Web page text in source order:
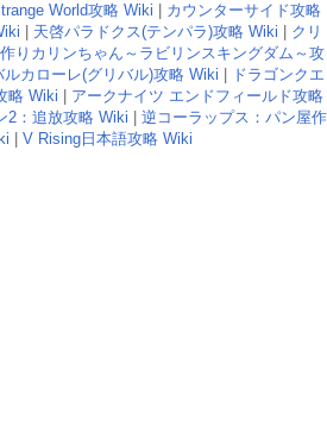
World攻略 Wiki
カウンターサイド攻略
天啓パラドクス(テンパラ)攻略 Wiki
クリ
りカリンちゃん～ラビリンスキングダム～攻
カローレ(グリバル)攻略 Wiki
ドラゴンクエ
略 Wiki
アークナイツ エンドフィールド攻略
2：追放攻略 Wiki
逆コーラップス：パン屋作
V Rising日本語攻略 Wiki